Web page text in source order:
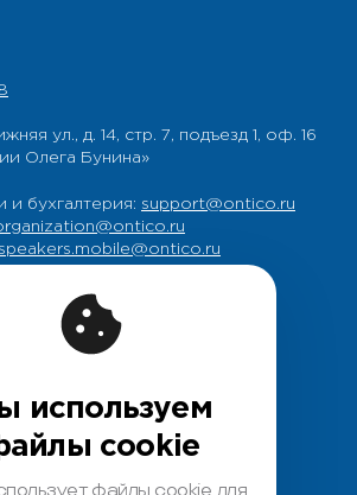
ул., д. 14, стр. 7, подъезд 1, оф. 16
Олега Бунина»
и бухгалтерия: support@ontico.ru
speakers.mobile@ontico.ru
персональных данных
персональных данных
с Автором
конференции
используем
cookie